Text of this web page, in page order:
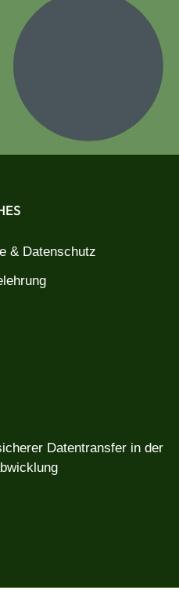
& Datenschutz
Datentransfer in der